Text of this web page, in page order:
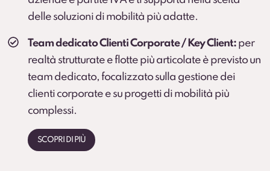
delle soluzioni di mobilità più adatte.
Team dedicato Clienti Corporate / Key Client: per
realtà strutturate e flotte più articolate è previsto un
team dedicato, focalizzato sulla gestione dei
clienti corporate e su progetti di mobilità più
complessi.
SCOPRI DI PIÙ